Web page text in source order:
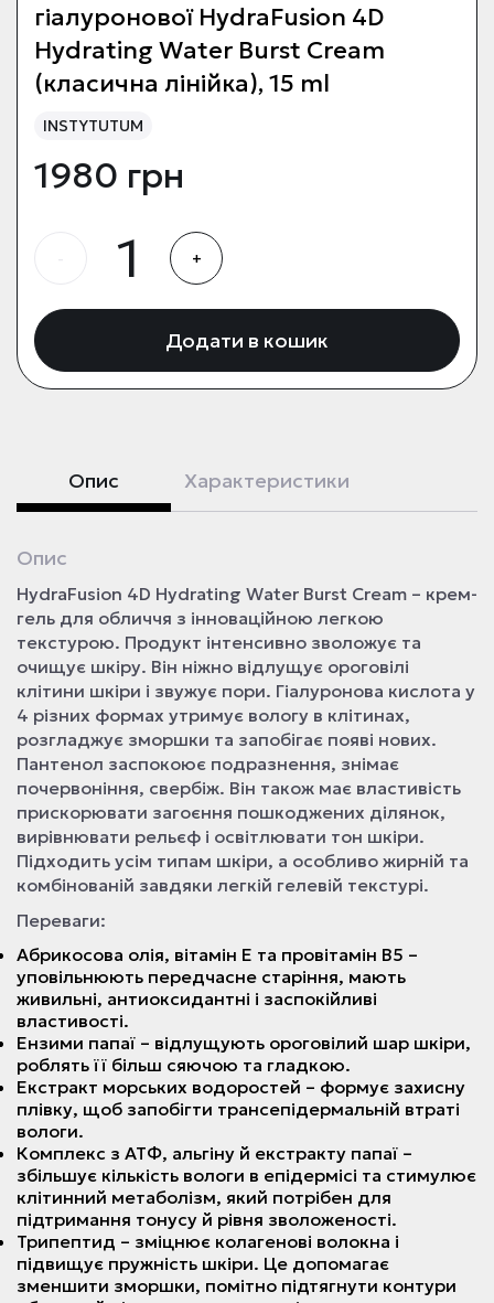
гіалуронової HydraFusion 4D
Hydrating Water Burst Cream
(класична лінійка), 15 ml
INSTYTUTUM
1980 грн
+
Додати в кошик
Опис Характеристики
Опис
HydraFusion 4D Hydrating Water Burst Cream – крем-
гель для обличчя з інноваційною легкою
текстурою. Продукт інтенсивно зволожує та
очищує шкіру. Він ніжно відлущує ороговілі
клітини шкіри і звужує пори. Гіалуронова кислота у
4 різних формах утримує вологу в клітинах,
розгладжує зморшки та запобігає появі нових.
Пантенол заспокоює подразнення, знімає
почервоніння, свербіж. Він також має властивість
прискорювати загоєння пошкоджених ділянок,
вирівнювати рельєф і освітлювати тон шкіри.
Підходить усім типам шкіри, а особливо жирній та
комбінованій завдяки легкій гелевій текстурі.
Переваги:
Абрикосова олія, вітамін Е та провітамін В5 –
уповільнюють передчасне старіння, мають
живильні, антиоксидантні і заспокійливі
властивості.
Ензими папаї – відлущують ороговілий шар шкіри,
роблять її більш сяючою та гладкою.
Екстракт морських водоростей – формує захисну
плівку, щоб запобігти трансепідермальній втраті
вологи.
Комплекс з АТФ, альгіну й екстракту папаї –
збільшує кількість вологи в епідермісі та стимулює
клітинний метаболізм, який потрібен для
підтримання тонусу й рівня зволоженості.
Трипептид – зміцнює колагенові волокна і
підвищує пружність шкіри. Це допомагає
зменшити зморшки, помітно підтягнути контури